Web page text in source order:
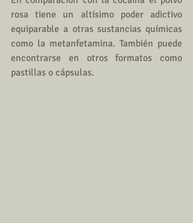
rosa tiene un altísimo poder adictivo
equiparable a otras sustancias químicas
como la metanfetamina. También puede
encontrarse en otros formatos como
pastillas o cápsulas.